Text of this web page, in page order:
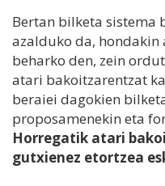
Bertan bilketa sistema
azalduko da,
beharko den, zein
atari bakoitzarentzat
beraiei dagokien
proposamenekin eta
Horregatik atari
gutxienez etortzea